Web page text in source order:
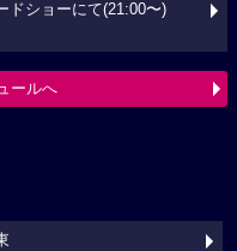
ドショーにて(21:00〜)
ールへ